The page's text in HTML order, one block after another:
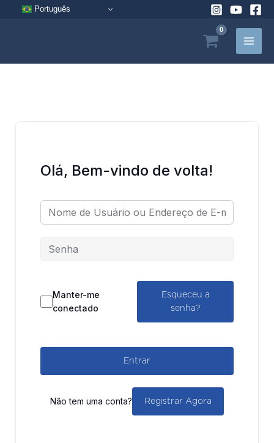
Pular
Português
Olá, Bem-vindo de volta!
Manter-me
conectado
Esqueceu a
senha?
Entrar
Não tem uma conta? Registrar Agora